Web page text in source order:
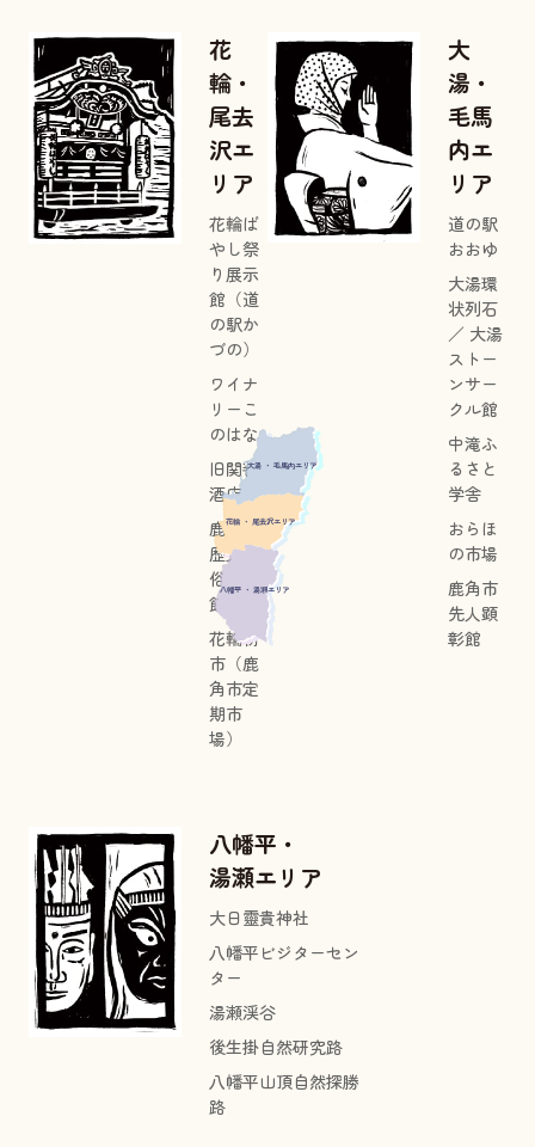
花
輪・
尾去
沢エ
リア
花輪ば
やし祭
り展示
館（道
の駅か
づの）
ワイナ
リーこ
のはな
旧関善
酒店
鹿角市
歴史民
俗資料
館
花輪朝
市（鹿
角市定
期市
場）
大
湯・
毛馬
内エ
リア
道の駅
おおゆ
大湯環
状列石
／ 大湯
ストー
ンサー
クル館
中滝ふ
るさと
学舎
おらほ
の市場
鹿角市
先人顕
彰館
大湯 ・ 毛馬内エリア
花輪 ・ 尾去沢エリア
八幡平 ・ 湯瀬エリア
八幡平・
湯瀬エリア
大日靈貴神社
八幡平ビジターセン
ター
湯瀬渓谷
後生掛自然研究路
八幡平山頂自然探勝
路